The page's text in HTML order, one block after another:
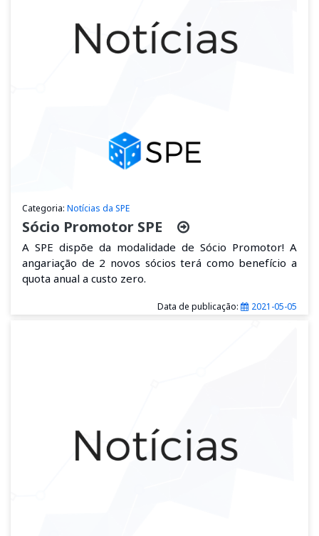
Categoria: Notícias da SPE
Sócio Promotor SPE
A SPE dispõe da modalidade de Sócio Promotor! A
angariação de 2 novos sócios terá como benefício a
quota anual a custo zero.
Data de publicação: 2021-05-05